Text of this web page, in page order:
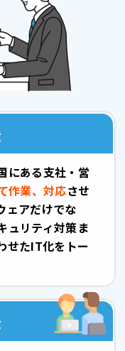
にある支社・営
作業、対応させ
ェアだけでな
ュリティ対策ま
せたIT化をトー